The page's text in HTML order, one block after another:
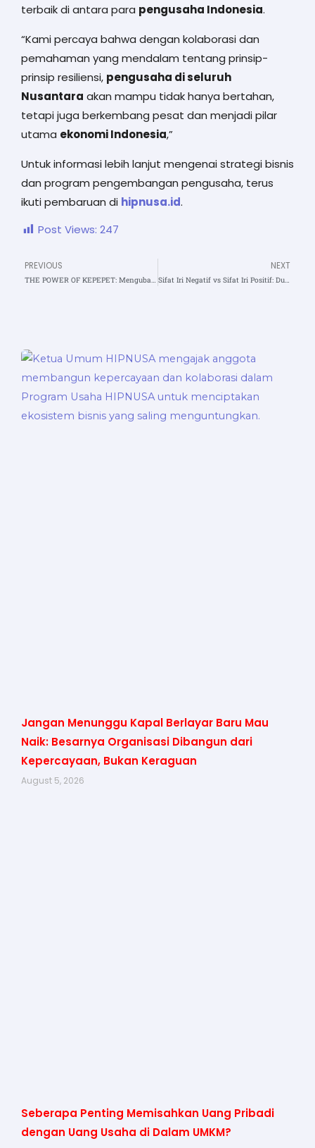
terbaik di antara para pengusaha Indonesia.
“Kami percaya bahwa dengan kolaborasi dan
pemahaman yang mendalam tentang prinsip-
prinsip resiliensi, pengusaha di seluruh
Nusantara akan mampu tidak hanya bertahan,
tetapi juga berkembang pesat dan menjadi pilar
utama ekonomi Indonesia,”
Untuk informasi lebih lanjut mengenai strategi bisnis
dan program pengembangan pengusaha, terus
ikuti pembaruan di hipnusa.id.
Post Views: 247
Prev
PREVIOUS
THE POWER OF KEPEPET: Mengubah Tekanan Jadi Terobosan Hidup
NEXT
Sifat Iri Negatif vs Sifat Iri Positif: Dua Sisi dari Satu Rasa
Jangan Menunggu Kapal Berlayar Baru Mau
Naik: Besarnya Organisasi Dibangun dari
Kepercayaan, Bukan Keraguan
August 5, 2026
Seberapa Penting Memisahkan Uang Pribadi
dengan Uang Usaha di Dalam UMKM?